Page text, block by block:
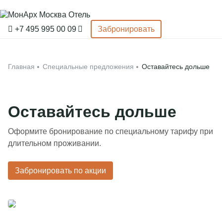
+7 495 995 00 09 Забронировать
Забронировать
Афиша событий
Услуги
Mozaic Breakfast
Allegro Restaurant & Bar
Об отеле
Главная Специальные предложения Оставайтесь дольше
Оставайтесь дольше
Оформите бронирование по специальному тарифу при
длительном проживании.
Забронировать по акции